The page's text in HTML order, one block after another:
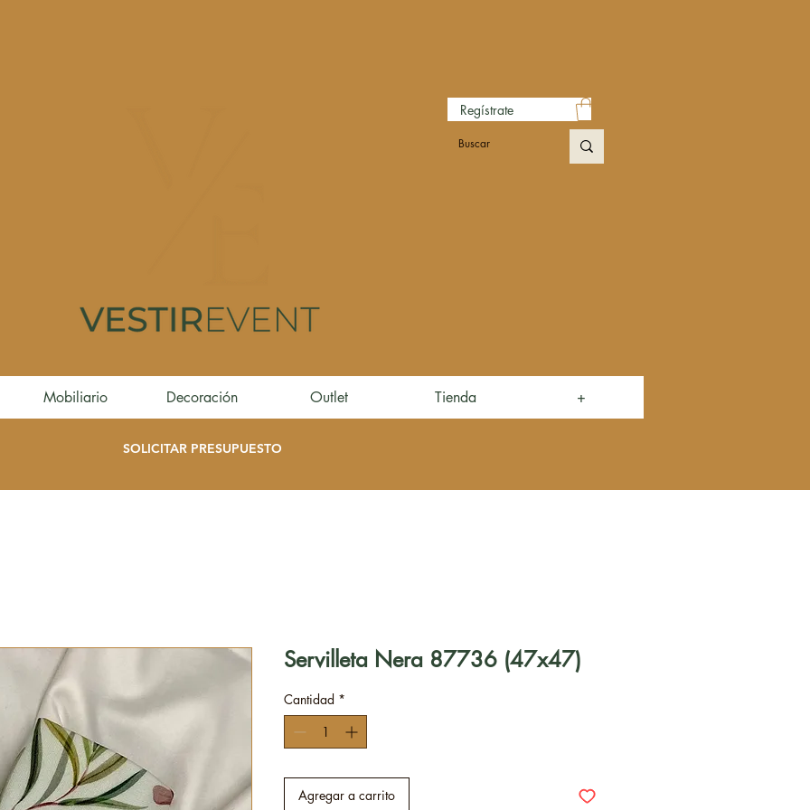
Regístrate
Mobiliario Decoración Outlet Tienda +
SOLICITAR PRESUPUESTO
Servilleta Nera 87736 (47x47)
Cantidad *
Agregar a carrito